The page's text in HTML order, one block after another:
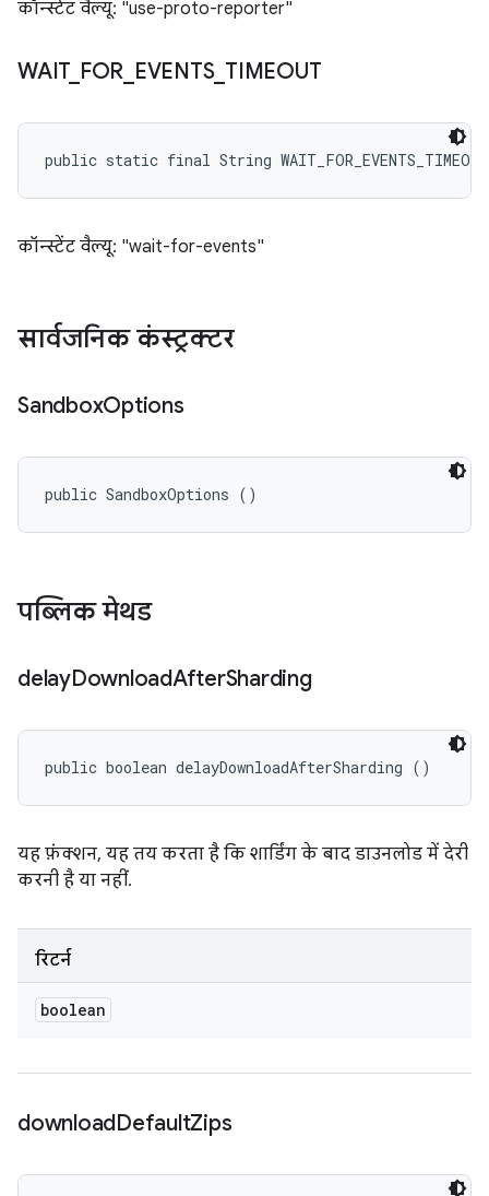
कॉन्स्टेंट वैल्यू: "use-proto-reporter"
WAIT_ FOR EVENTS_ TIMEOUT
public static final String WAIT_FOR_EVENTS_TIMEOUT
कॉन्स्टेंट वैल्यू: "wait-for-events"
सार्वजनिक कंस्ट्रक्टर
SandboxOptions
public SandboxOptions ()
पब्लिक मेथड
delayDownloadAfterSharding
public boolean delayDownloadAfterSharding ()
यह फ़ंक्शन, यह तय करता है कि शार्डिंग के बाद डाउनलोड में देरी
करनी है या नहीं.
रिटर्न
boolean
downloadDefaultZips